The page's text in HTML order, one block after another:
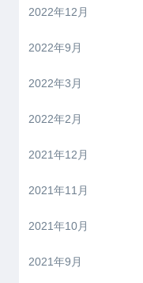
2022年12月
2022年9月
2022年3月
2022年2月
2021年12月
2021年11月
2021年10月
2021年9月